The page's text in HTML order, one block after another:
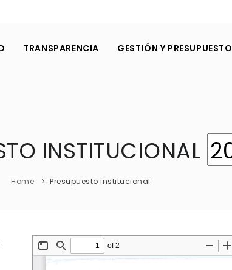
TRANSPARENCIA GESTIÓN Y PRESUPUESTO
INSTITUCIONAL
Home Presupuesto institucional